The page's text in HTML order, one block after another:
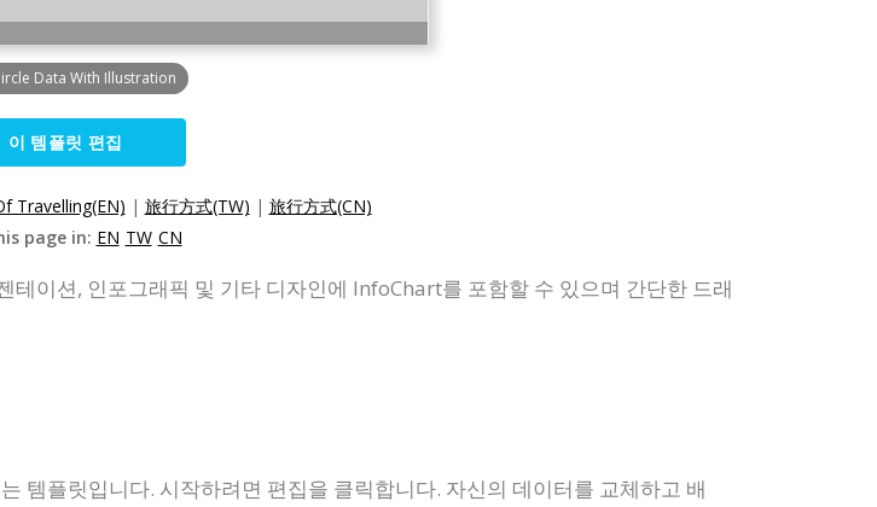
Data With Illustration
이 템플릿 편집
Travelling(EN) | 旅行方式(TW) | 旅行方式(CN)
page in: EN TW CN
이션, 인포그래픽 및 기타 디자인에 InfoChart를 포함할 수 있으며 간단한 드래
템플릿입니다. 시작하려면 편집을 클릭합니다. 자신의 데이터를 교체하고 배